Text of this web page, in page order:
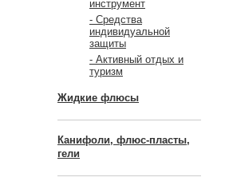
инструмент
- Средства
индивидуальной
защиты
- Активный отдых и
туризм
Жидкие флюсы
Канифоли, флюс-пласты,
гели